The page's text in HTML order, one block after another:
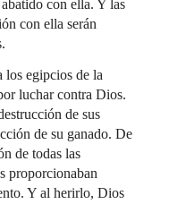
con ella. Y las
con ella serán
los egipcios de la
luchar contra Dios.
de sus
de su ganado. De
de todas las
proporcionaban
Y al herirlo, Dios